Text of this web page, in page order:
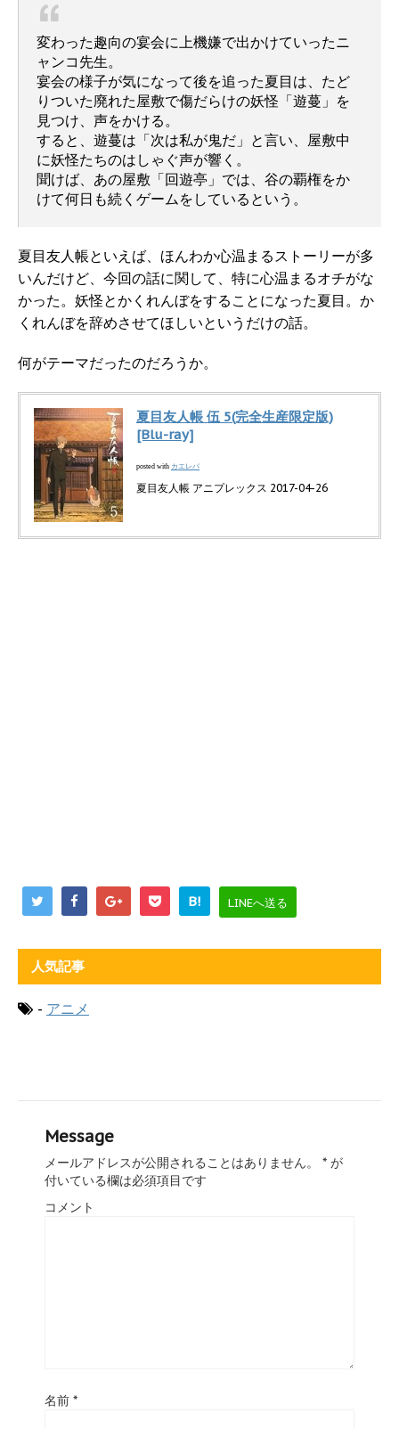
変わった趣向の宴会に上機嫌で出かけていったニ
ャンコ先生。
宴会の様子が気になって後を追った夏目は、たど
りついた廃れた屋敷で傷だらけの妖怪「遊蔓」を
見つけ、声をかける。
すると、遊蔓は「次は私が鬼だ」と言い、屋敷中
に妖怪たちのはしゃぐ声が響く。
聞けば、あの屋敷「回遊亭」では、谷の覇権をか
けて何日も続くゲームをしているという。
夏目友人帳といえば、ほんわか心温まるストーリーが多
いんだけど、今回の話に関して、特に心温まるオチがな
かった。妖怪とかくれんぼをすることになった夏目。か
くれんぼを辞めさせてほしいというだけの話。
何がテーマだったのだろうか。
夏目友人帳 伍 5(完全生産限定版)
[Blu-ray]
posted with カエレバ
夏目友人帳 アニプレックス 2017-04-26
B! LINEへ送る
人気記事
- アニメ
Message
メールアドレスが公開されることはありません。 * が
付いている欄は必須項目です
コメント
名前 *